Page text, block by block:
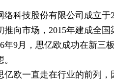
络科技股份有限公司成立
推向市场，2015年建成全
年9月，思亿欧成功在新三
亿欧一直走在行业的前列